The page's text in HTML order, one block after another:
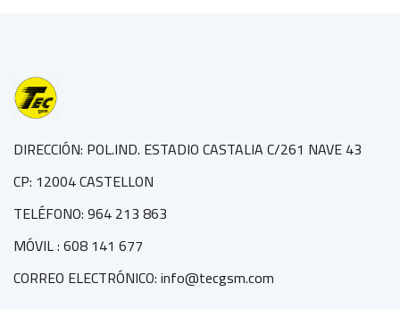
DIRECCIÓN: POL.IND. ESTADIO CASTALIA C/261 NAVE 43
CP: 12004 CASTELLON
TELÉFONO: 964 213 863
MÓVIL : 608 141 677
CORREO ELECTRÓNICO: info@tecgsm.com